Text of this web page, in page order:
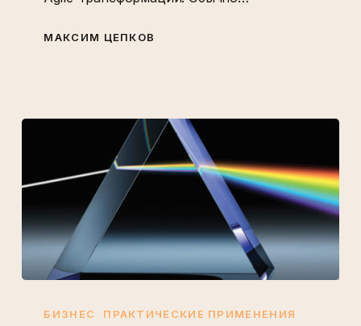
МАКСИМ ЦЕПКОВ
AgileБИЗНЕС ПРАКТИЧЕСКИЕ ПРИМЕНЕНИЯ